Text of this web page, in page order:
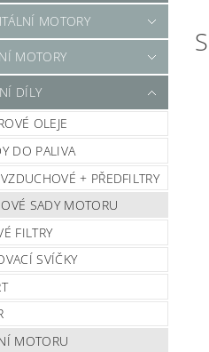
MOTORY
MOTORY
DÍLY
OLEJE
DO PALIVA
VZDUCHOVÉ + PŘEDFILTRY
SADY MOTORU
FILTRY
SVÍČKY
MOTORU